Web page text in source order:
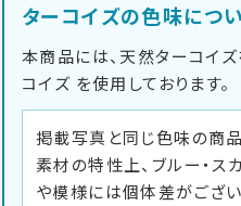
ターコイズの色味につ
本商品には、天然ターコイ
コイズ を使用しております。
掲載写真と同じ色味の商
素材の特性上、ブルー・ス
や模様には個体差がござい